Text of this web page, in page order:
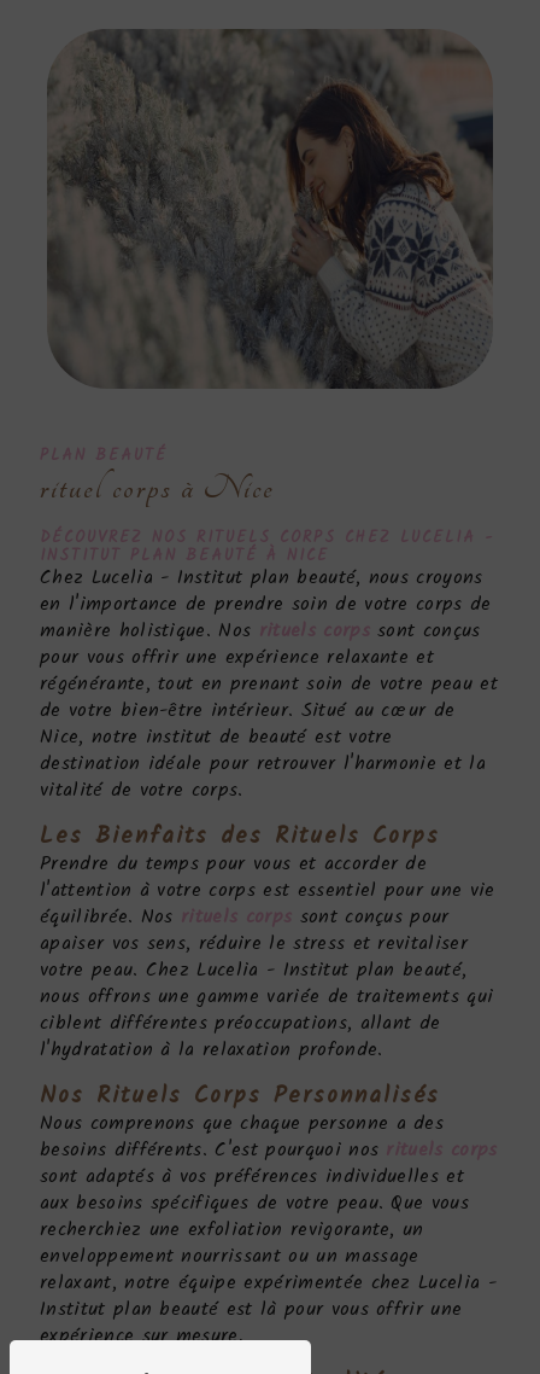
PLAN BEAUTÉ
rituel corps à Nice
DÉCOUVREZ NOS RITUELS CORPS CHEZ LUCELIA -
INSTITUT PLAN BEAUTÉ À NICE
Chez Lucelia - Institut plan beauté, nous croyons
en l'importance de prendre soin de votre corps de
manière holistique. Nos rituels corpssont conçus
pour vous offrir une expérience relaxante et
régénérante, tout en prenant soin de votre peau et
de votre bien-être intérieur. Situé au cœur de
Nice, notre institut de beauté est votre
destination idéale pour retrouver l'harmonie et la
vitalité de votre corps.
Les Bienfaits des Rituels Corps
Prendre du temps pour vous et accorder de
l'attention à votre corps est essentiel pour une vie
équilibrée. Nos rituels corps sont conçus pour
apaiser vos sens, réduire le stress et revitaliser
votre peau. Chez Lucelia - Institut plan beauté,
nous offrons une gamme variée de traitements qui
ciblent différentes préoccupations, allant de
l'hydratation à la relaxation profonde.
Nos Rituels Corps Personnalisés
Nous comprenons que chaque personne a des
besoins différents. C'est pourquoi nos rituels corps
sont adaptés à vos préférences individuelles et
aux besoins spécifiques de votre peau. Que vous
recherchiez une exfoliation revigorante, un
enveloppement nourrissant ou un massage
relaxant, notre équipe expérimentée chez Lucelia -
Institut plan beauté est là pour vous offrir une
expérience sur mesure.